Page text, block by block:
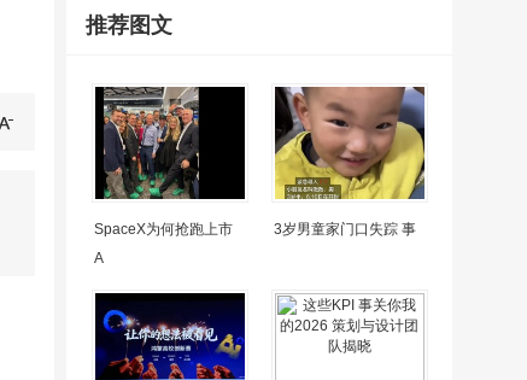
推荐图文
SpaceX为何抢跑上市
A
3岁男童家门口失踪 事